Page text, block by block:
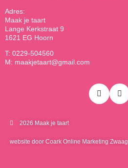
Adres:
Maak je taart
Lange Kerkstraat 9
1621 EG Hoorn
T: 0229-504560
M: maakjetaart@gmail.com
2026 Maak je taart
website door Coark Online Marketing Zwaag